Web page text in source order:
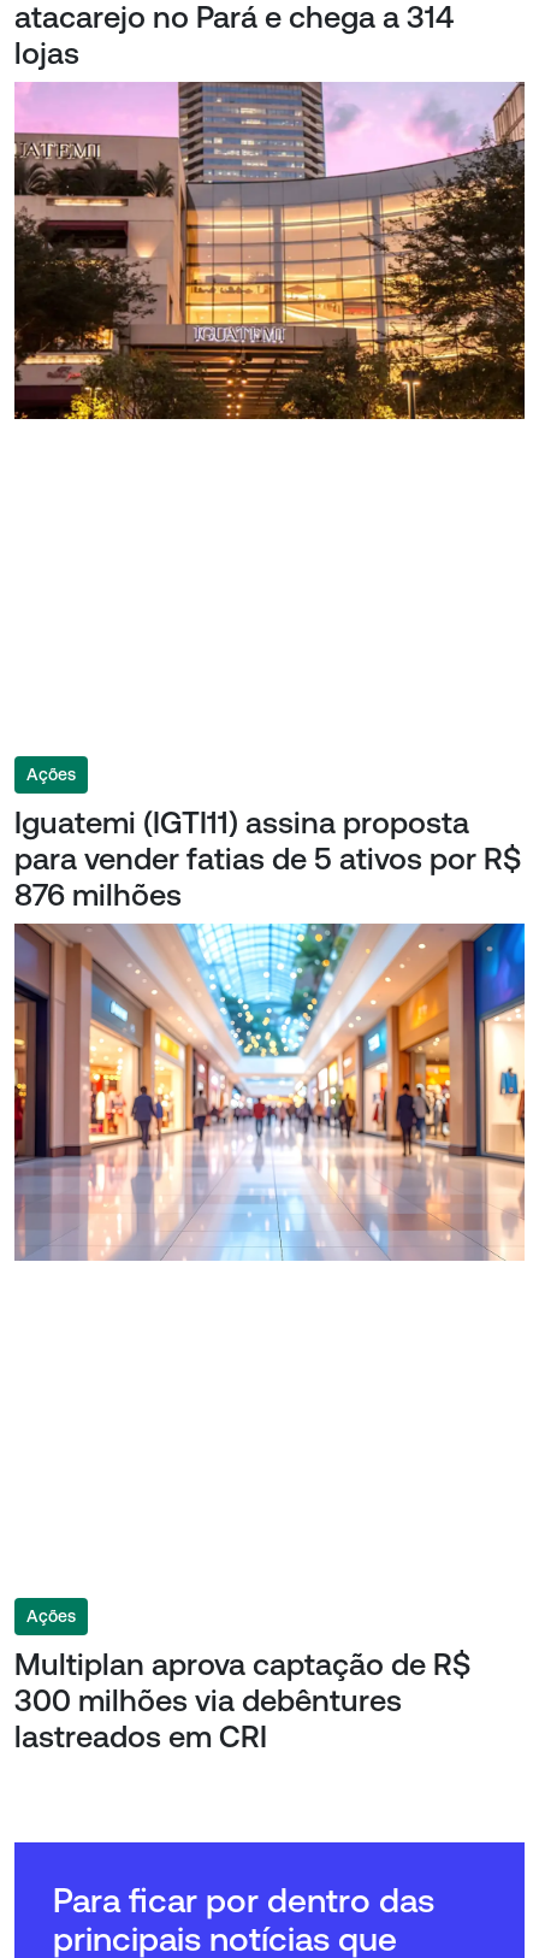
atacarejo no Pará e chega a 314
lojas
Ações
Iguatemi (IGTI11) assina proposta
para vender fatias de 5 ativos por R$
876 milhões
Ações
Multiplan aprova captação de R$
300 milhões via debêntures
lastreados em CRI
Para ficar por dentro das
principais notícias que